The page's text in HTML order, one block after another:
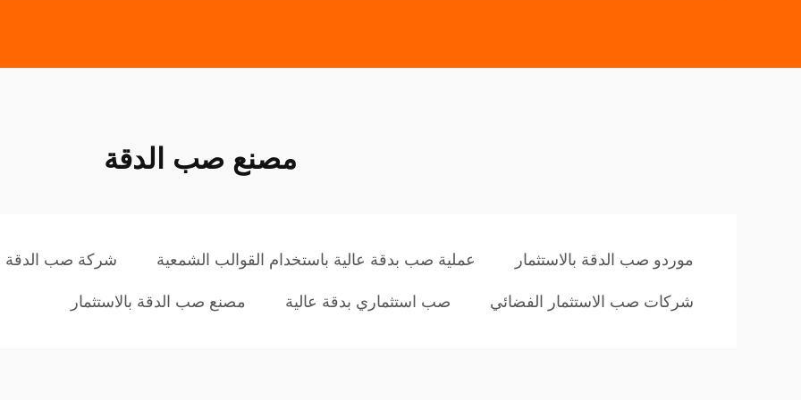
مصنع صب الدقة
موردو صب الدقة بالاستثمار عملية صب بدقة عالية باستخدام القوالب الشمعية شركة صب الدقة
شركات صب الاستثمار الفضائي صب استثماري بدقة عالية مصنع صب الدقة بالاستثمار